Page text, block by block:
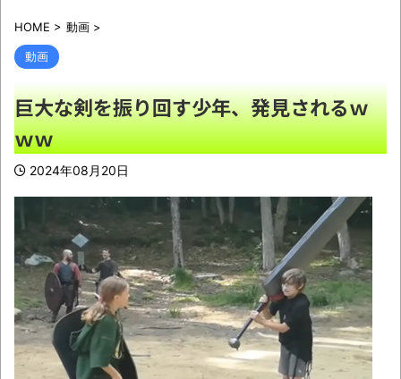
NEW!
かわる」←これｗｗｗNEW!
健康診断の結果が悪すぎてワロタァ！NEW!
【画像】このボケて、破壊力ありすぎてク
ッソワロタｗｗｗｗｗｗｗｗｗNEW!
【有能】政府「トラックはサービスエリア
利用有料化すればサボらず走るし流問題解決じ
ゃね？」NEW!
【描込】なんだよこの漫画ｗｗｗ【注意】
NEW!
【動画】両方馬鹿（笑）ミニストップでト
HOME > 動画 >
動画
巨大な剣を振り回す少年、発見されるｗ
ｗｗ
2024年08月20日